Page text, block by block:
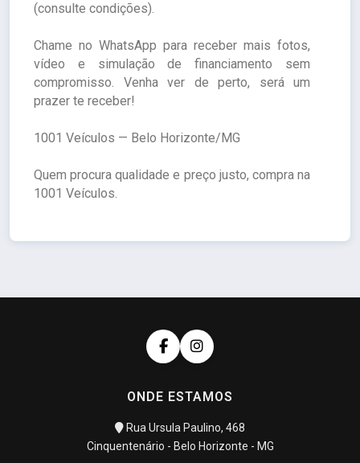
(consulte condições).
Chame no WhatsApp para receber mais fotos,
vídeo e simulação de financiamento sem
compromisso. Venha ver de perto, será um
prazer te receber!
1001 Veículos — Belo Horizonte/MG
Quem procura qualidade e preço justo, compra na
1001 Veículos.
ONDE ESTAMOS
Rua Ursula Paulino, 468
Cinquentenário - Belo Horizonte - MG